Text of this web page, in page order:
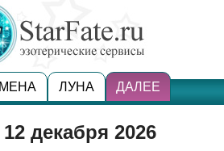
ЛУНА ДАЛЕЕ
декабря 2026